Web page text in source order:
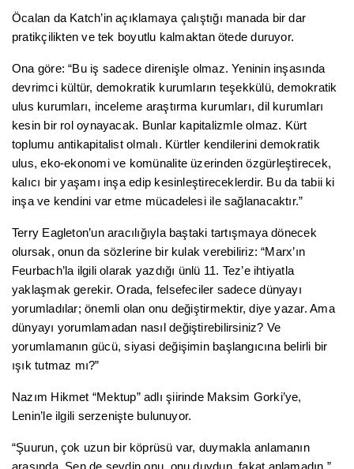
Öcalan da Katch’in açıklamaya çalıştığı manada bir dar
pratikçilikten ve tek boyutlu kalmaktan ötede duruyor.
Ona göre: “Bu iş sadece direnişle olmaz. Yeninin inşasında
devrimci kültür, demokratik kurumların teşekkülü, demokratik
ulus kurumları, inceleme araştırma kurumları, dil kurumları
kesin bir rol oynayacak. Bunlar kapitalizmle olmaz. Kürt
toplumu antikapitalist olmalı. Kürtler kendilerini demokratik
ulus, eko-ekonomi ve komünalite üzerinden özgürleştirecek,
kalıcı bir yaşamı inşa edip kesinleştireceklerdir. Bu da tabii ki
inşa ve kendini var etme mücadelesi ile sağlanacaktır.”
Terry Eagleton’un aracılığıyla baştaki tartışmaya dönecek
olursak, onun da sözlerine bir kulak verebiliriz: “Marx’ın
Feurbach’la ilgili olarak yazdığı ünlü 11. Tez’e ihtiyatla
yaklaşmak gerekir. Orada, felsefeciler sadece dünyayı
yorumladılar; önemli olan onu değiştirmektir, diye yazar. Ama
dünyayı yorumlamadan nasıl değiştirebilirsiniz? Ve
yorumlamanın gücü, siyasi değişimin başlangıcına belirli bir
ışık tutmaz mı?”
Nazım Hikmet “Mektup” adlı şiirinde Maksim Gorki’ye,
Lenin’le ilgili serzenişte bulunuyor.
“Şuurun, çok uzun bir köprüsü var, duymakla anlamanın